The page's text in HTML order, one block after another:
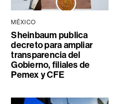
MÉXICO
Sheinbaum publica
decreto para ampliar
transparencia del
Gobierno, filiales de
Pemex y CFE